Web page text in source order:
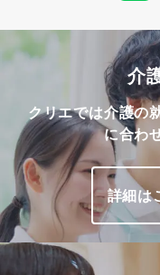
介
クリエでは介護の
に合わ
詳細は